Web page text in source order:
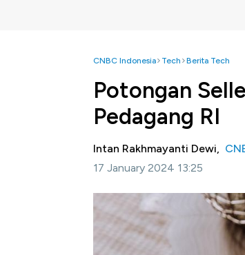
CNBC Indonesia Tech Berita Tech
Potongan
Pedagang RI
Intan Rakhmayanti Dewi,
17 January 2024 13:25